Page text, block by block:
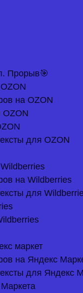
Прорыв🎯
на OZON
для OZON
на Wildberries
для
маркет
на Яндекс
для Яндекс